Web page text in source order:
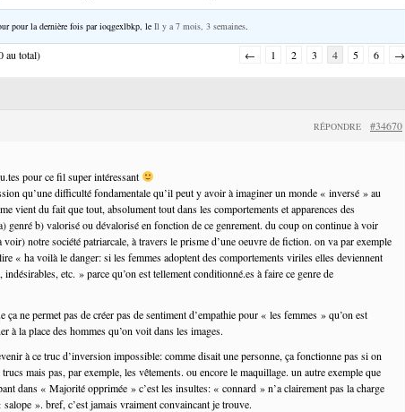
pour la dernière fois parioqgexlbkp , le Il y a 7 mois, 3 semaines
au total) ← 1 2 3 4 5 6 →
#34670
RÉPONDRE
pour ce fil super intéressant
qu’une difficulté fondamentale qu’il peut y avoir à imaginer un monde « inversé » au
vient du fait que tout, absolument tout dans les comportements et apparences des
genré b) valorisé ou dévalorisé en fonction de ce genrement. du coup on continue à voir
voir) notre société patriarcale, à travers le prisme d’une oeuvre de fiction. on va par exemple
« ha voilà le danger: si les femmes adoptent des comportements viriles elles deviennent
etc. » parce qu’on est tellement conditionné.es à faire ce genre de
ça ne permet pas de créer pas de sentiment d’empathie pour « les femmes » qu’on est
à la place des hommes qu’on voit dans les images.
à ce truc d’inversion impossible: comme disait une personne, ça fonctionne pas si on
mais pas, par exemple, les vêtements. ou encore le maquillage. un autre exemple que
dans « Majorité opprimée » c’est les insultes: « connard » n’a clairement pas la charge
salope ». bref, c’est jamais vraiment convaincant je trouve.